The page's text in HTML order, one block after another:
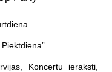
Koncertu ieraksti,